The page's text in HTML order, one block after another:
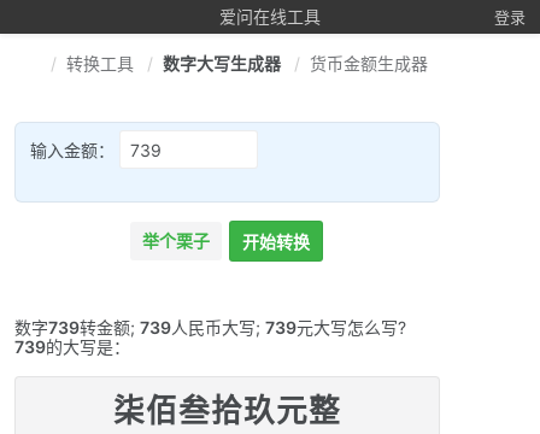
爱问在线工具 登录
转换工具 数字大写生成器 货币金额生成器
输入金额：
举个栗子 开始转换
数字739转金额; 739人民币大写; 739元大写怎么写?
739的大写是：
柒佰叁拾玖元整